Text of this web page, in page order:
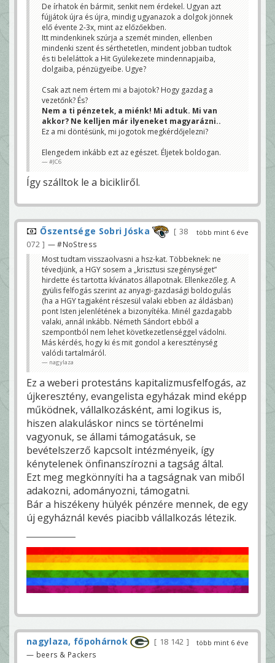
De írhatok én bármit, senkit nem érdekel. Ugyan azt
fújjátok újra és újra, mindig ugyanazok a dolgok jönnek
elő évente 2-3x, mint az előzőekben.
Itt mindenkinek szúrja a szemét minden, ellenben
mindenki szent és sérthetetlen, mindent jobban tudtok
és ti beleláttok a Hit Gyülekezete mindennapjaiba,
dolgaiba, pénzügyeibe. Ugye?
Csak azt nem értem mi a bajotok? Hogy gazdag a
vezetőnk? És?
Nem a ti pénzetek, a miénk! Mi adtuk. Mi van
akkor? Ne kelljen már ilyeneket magyarázni..
Ez a mi döntésünk, mi jogotok megkérdőjelezni?
Elengedem inkább ezt az egészet. Éljetek boldogan.
#JC6
Így szálltok le a bicikliről.
több mint 6 éve
Őszentsége Sobri Jóska
38
072
— #NoStress
Most tudtam visszaolvasni a hsz-kat. Többeknek: ne
tévedjünk, a HGY sosem a „krisztusi szegénységet”
hirdette és tartotta kívánatos állapotnak. Ellenkezőleg. A
gyülis felfogás szerint az anyagi-gazdasági boldogulás
(ha a HGY tagjaként részesül valaki ebben az áldásban)
pont Isten jelenlétének a bizonyítéka. Minél gazdagabb
valaki, annál inkább. Németh Sándort ebből a
szempontból nem lehet következetlenséggel vádolni.
Más kérdés, hogy ki és mit gondol a kereszténység
valódi tartalmáról.
nagylaza
Ez a weberi protestáns kapitalizmusfelfogás, az
újkeresztény, evangelista egyházak mind eképp
működnek, vállalkozásként, ami logikus is,
hiszen alakuláskor nincs se történelmi
vagyonuk, se állami támogatásuk, se
bevételszerző kapcsolt intézményeik, így
kénytelenek önfinanszírozni a tagság által.
Ezt meg megkönnyíti ha a tagságnak van miből
adakozni, adományozni, támogatni.
Bár a hiszékeny hülyék pénzére mennek, de egy
új egyháznál kevés piacibb vállalkozás létezik.
több mint 6 éve
nagylaza, főpohárnok 18 142
— beers & Packers